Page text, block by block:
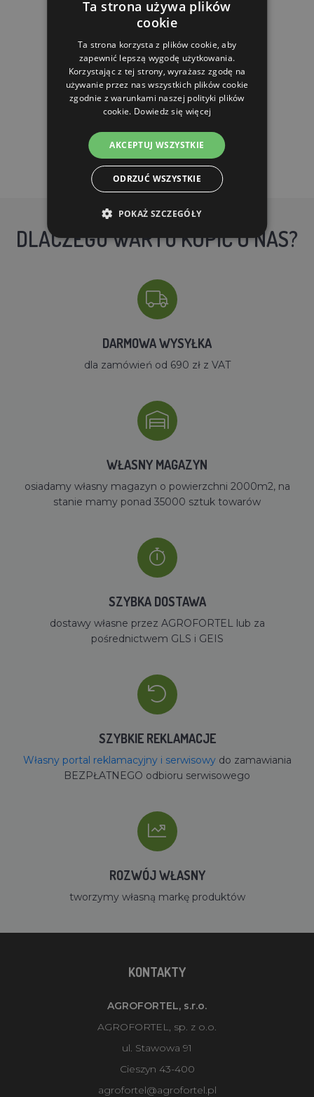
21.77 zl
9.00 zl
W MAGAZYNIE
DO KOSZYKA
DLACZEGO WARTO KUPIĆ U NAS?
DARMOWA WYSYŁKA
dla zamówień od 690 zł z VAT
WŁASNY MAGAZYN
osiadamy własny magazyn o powierzchni 2000m2, na
stanie mamy ponad 35000 sztuk towarów
SZYBKA DOSTAWA
dostawy własne przez AGROFORTEL lub za
pośrednictwem GLS i GEIS
SZYBKIE REKLAMACJE
Własny portal reklamacyjny i serwisowydo zamawiania
BEZPŁATNEGO odbioru serwisowego
ROZWÓJ WŁASNY
tworzymy własną markę produktów
KONTAKTY
AGROFORTEL, s.r.o.
AGROFORTEL, sp. z o.o.
ul. Stawowa 91
Cieszyn 43-400
agrofortel@agrofortel.pl
Ta strona używa plików
cookie
Ta strona korzysta z plików cookie, aby
zapewnić lepszą wygodę użytkowania.
Korzystając z tej strony, wyrażasz zgodę na
używanie przez nas wszystkich plików cookie
zgodnie z warunkami naszej polityki plików
cookie. Dowiedz się więcej
AKCEPTUJ WSZYSTKIE
ODRZUĆ WSZYSTKIE
POKAŻ SZCZEGÓŁY